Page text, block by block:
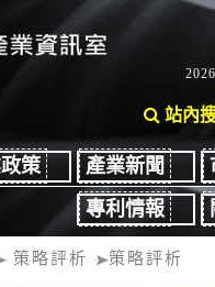
站內
策 產業新聞
專利情報
策略評析 策略評析